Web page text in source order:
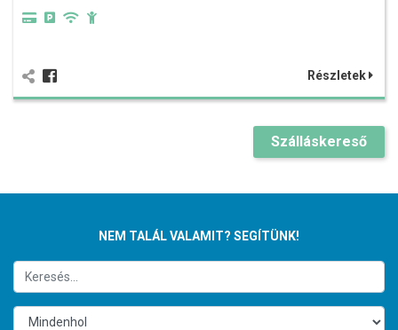
Részletek
Szálláskereső
NEM TALÁL VALAMIT? SEGÍTÜNK!